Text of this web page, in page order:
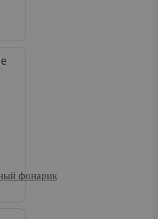
фонарик